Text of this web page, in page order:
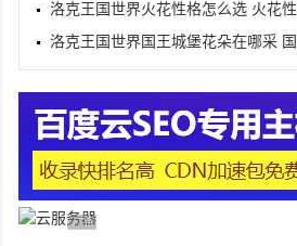
广告 商业广告，理性选择